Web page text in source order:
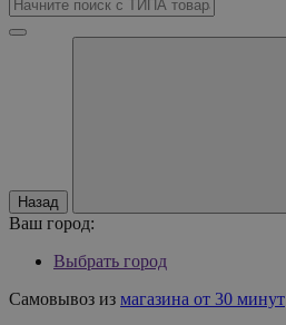
Назад
Ваш город:
Выбрать город
Самовывоз из магазина от 30 минут